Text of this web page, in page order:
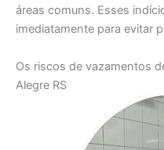
áreas comuns. Esses
imediatamente para evitar
Os riscos de vazamentos
Alegre RS